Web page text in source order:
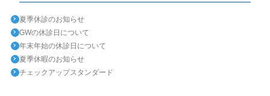
夏季休診のお知らせ
GWの休診日について
年末年始の休診日について
夏季休暇のお知らせ
チェックアップスタンダード